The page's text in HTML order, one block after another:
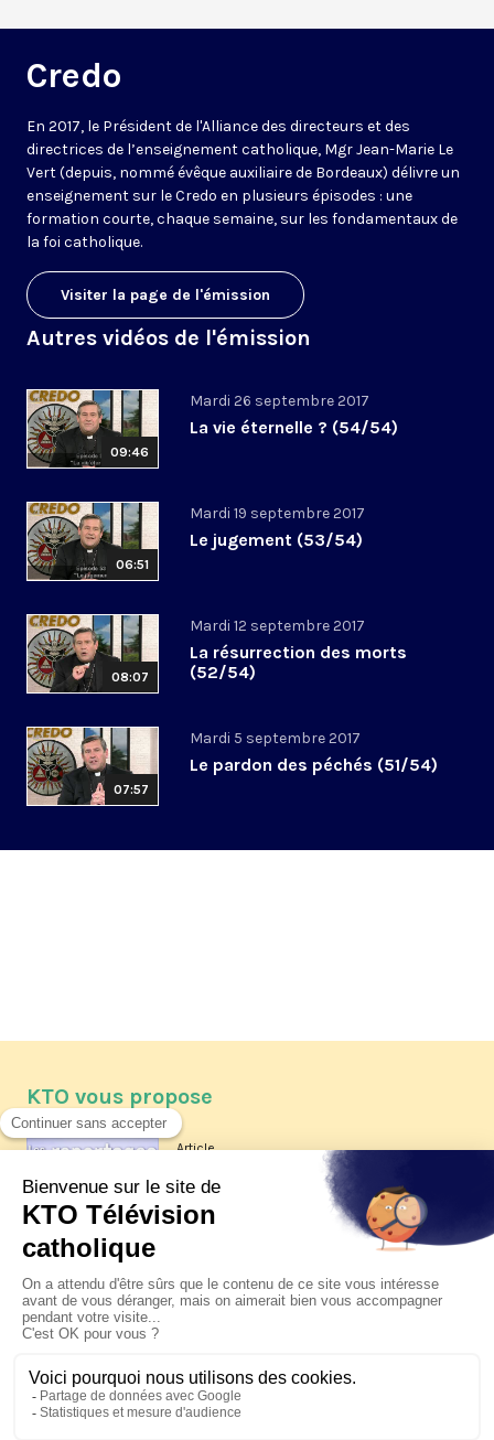
Credo
En 2017, le Président de l'Alliance des directeurs et des
directrices de l’enseignement catholique, Mgr Jean-Marie Le
Vert (depuis, nommé évêque auxiliaire de Bordeaux) délivre un
enseignement sur le Credo en plusieurs épisodes : une
formation courte, chaque semaine, sur les fondamentaux de
la foi catholique.
Visiter la page de l'émission
Autres vidéos de l'émission
09:46
Mardi 26 septembre 2017
La vie éternelle ? (54/54)
06:51
Mardi 19 septembre 2017
Le jugement (53/54)
08:07
Mardi 12 septembre 2017
La résurrection des morts
(52/54)
07:57
Mardi 5 septembre 2017
Le pardon des péchés (51/54)
KTO vous propose
Article
Les reportages d'été 2026 de KTO
La visite pastorale du pape Léon
XIV à Assise à suivre sur KTO le
jeudi 6 août
Le pape en Uruguay, Argentine et
Pérou du 6 au 17 novembre 2026